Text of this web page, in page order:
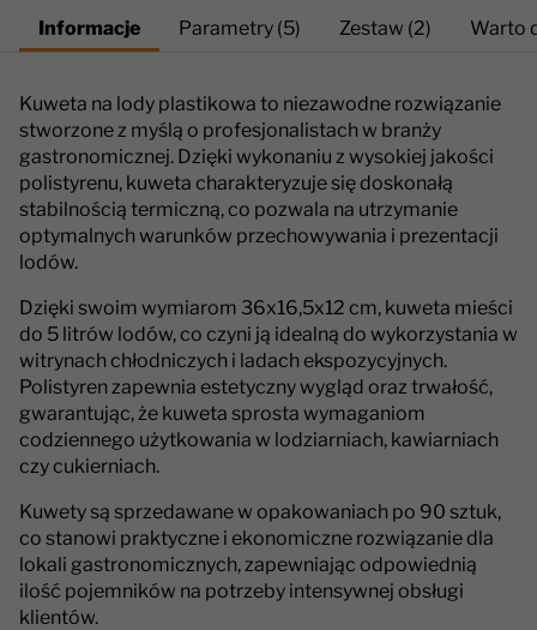
Informacje Parametry (5) Zestaw (2) Warto
Kuweta na lody plastikowa to niezawodne rozwiązanie
stworzone z myślą o profesjonalistach w branży
gastronomicznej. Dzięki wykonaniu z wysokiej jakości
polistyrenu, kuweta charakteryzuje się doskonałą
stabilnością termiczną, co pozwala na utrzymanie
optymalnych warunków przechowywania i prezentacji
lodów.
Dzięki swoim wymiarom 36x16,5x12 cm, kuweta mieści
do 5 litrów lodów, co czyni ją idealną do wykorzystania w
witrynach chłodniczych i ladach ekspozycyjnych.
Polistyren zapewnia estetyczny wygląd oraz trwałość,
gwarantując, że kuweta sprosta wymaganiom
codziennego użytkowania w lodziarniach, kawiarniach
czy cukierniach.
Kuwety są sprzedawane w opakowaniach po 90 sztuk,
co stanowi praktyczne i ekonomiczne rozwiązanie dla
lokali gastronomicznych, zapewniając odpowiednią
ilość pojemników na potrzeby intensywnej obsługi
klientów.